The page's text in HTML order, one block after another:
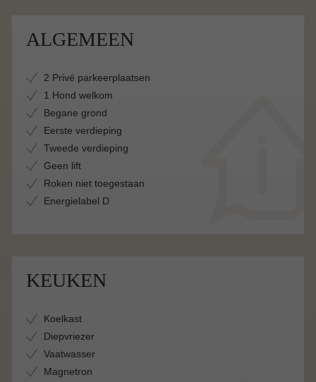
ALGEMEEN
2 Privé parkeerplaatsen
1 Hond welkom
Begane grond
Eerste verdieping
Tweede verdieping
Geen lift
Roken niet toegestaan
Energielabel D
KEUKEN
Koelkast
Diepvriezer
Vaatwasser
Magnetron